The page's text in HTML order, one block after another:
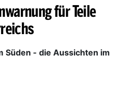
für Teile
Süden - die Aussichten im